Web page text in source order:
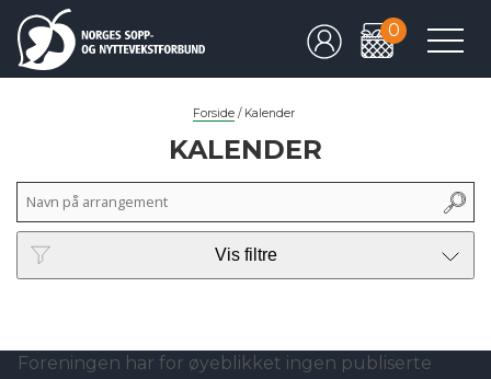
0
Forside / Kalender
KALENDER
Vis filtre
Foreningen har for øyeblikket ingen publiserte